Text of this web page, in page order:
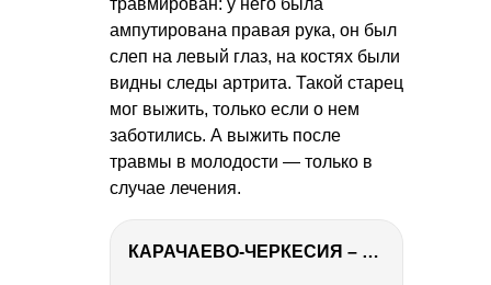
ампутирована правая рука, он был
слеп на левый глаз, на костях были
видны следы артрита. Такой старец
мог выжить, только если о нем
заботились. А выжить после
травмы в молодости — только в
случае лечения.
КАРАЧАЕВО-ЧЕРКЕСИЯ – ПУТЕШЕСТВИЕ НА КАВКАЗ часть 2